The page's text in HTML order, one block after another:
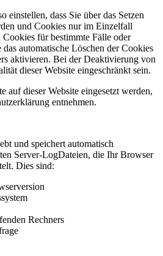
einstellen, dass Sie über das Setzen
und Cookies nur im Einzelfall
für bestimmte Fälle oder
automatische Löschen der Cookies
aktivieren. Bei der Deaktivierung von
dieser Website eingeschränkt sein.
auf dieser Website eingesetzt werden,
entnehmen.
und speichert automatisch
Server-LogDateien, die Ihr Browser
Dies sind:
Rechners